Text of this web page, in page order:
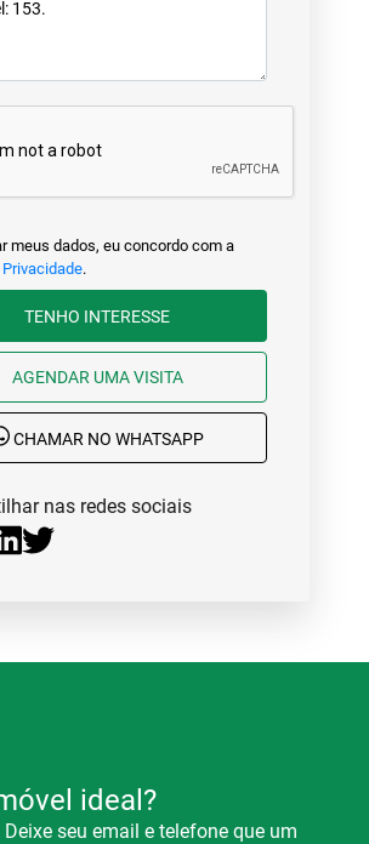
meus dados, eu concordo com a
.
TENHO INTERESSE
AGENDAR UMA VISITA
CHAMAR NO WHATSAPP
nas redes sociais
ideal?
seu email e telefone que um